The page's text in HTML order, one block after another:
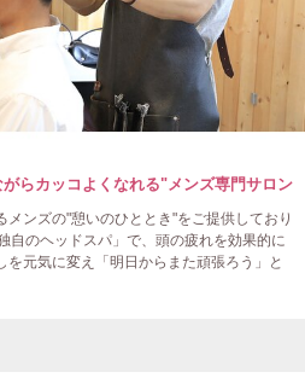
らカッコよくなれる"メンズ専門サロン
ンズの"憩いのひととき"をご提供しており
自のヘッドスパ」で、頭の疲れを効果的に
元気に変え「明日からまた頑張ろう」と